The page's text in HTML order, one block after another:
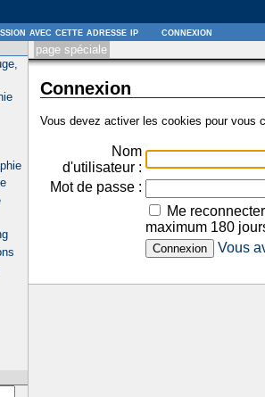
page spéciale
Connexion
Vous devez activer les cookies pour vous
Nom
d'utilisateur :
Mot de passe :
Me
maximum 180
Vous
avec cette adresse ip connexion